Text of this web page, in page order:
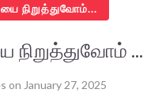
நிறுத்துவோம்...
...
on January 27, 2025